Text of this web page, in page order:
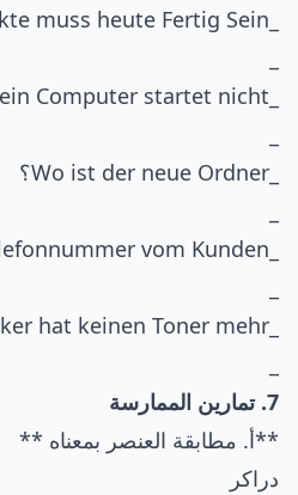
7. تمارين الممارسة
**أ. مطابقة العنصر بمعناه **
دراكر